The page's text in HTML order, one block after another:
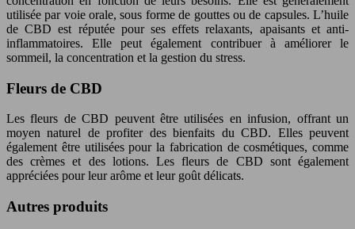
utilisée par voie orale, sous forme de gouttes ou de capsules. L’huile
de CBD est réputée pour ses effets relaxants, apaisants et anti-
inflammatoires. Elle peut également contribuer à améliorer le
sommeil, la concentration et la gestion du stress.
Fleurs de CBD
Les fleurs de CBD peuvent être utilisées en infusion, offrant un
moyen naturel de profiter des bienfaits du CBD. Elles peuvent
également être utilisées pour la fabrication de cosmétiques, comme
des crèmes et des lotions. Les fleurs de CBD sont également
appréciées pour leur arôme et leur goût délicats.
Autres produits